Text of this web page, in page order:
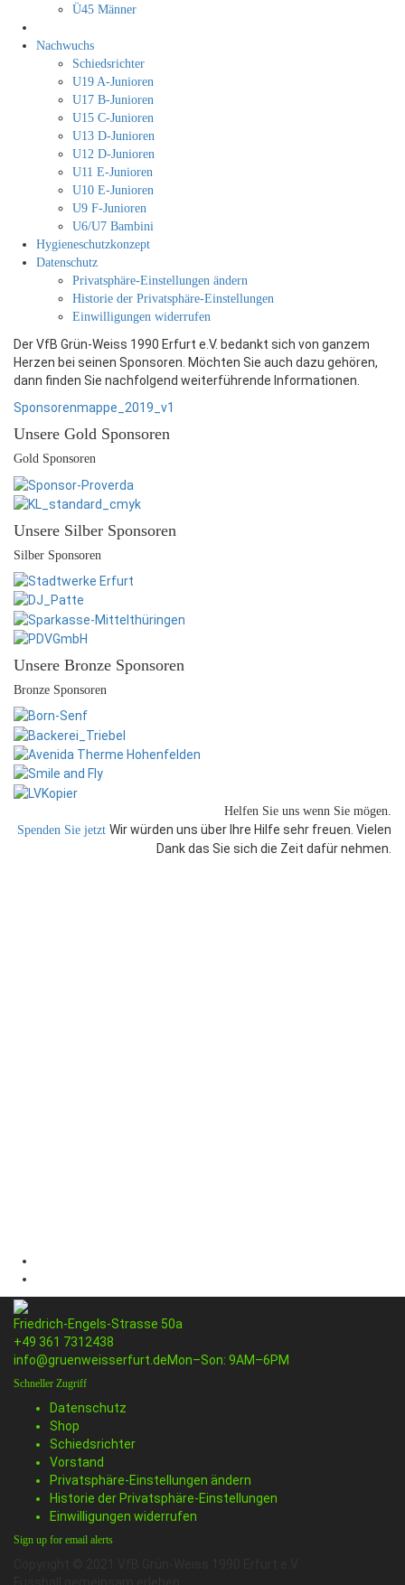
Ü45 Männer
Nachwuchs
Schiedsrichter
U19 A-Junioren
U17 B-Junioren
U15 C-Junioren
U13 D-Junioren
U12 D-Junioren
U11 E-Junioren
U10 E-Junioren
U9 F-Junioren
U6/U7 Bambini
Hygieneschutzkonzept
Datenschutz
Privatsphäre-Einstellungen ändern
Historie der Privatsphäre-Einstellungen
Einwilligungen widerrufen
Der VfB Grün-Weiss 1990 Erfurt e.V. bedankt sich von ganzem
Herzen bei seinen Sponsoren. Möchten Sie auch dazu gehören,
dann finden Sie nachfolgend weiterführende Informationen.
Sponsorenmappe_2019_v1
Unsere Gold Sponsoren
Gold Sponsoren
Unsere Silber Sponsoren
Silber Sponsoren
Unsere Bronze Sponsoren
Bronze Sponsoren
Helfen Sie uns wenn Sie mögen.
Spenden Sie jetzt Wir würden uns über Ihre Hilfe sehr freuen. Vielen
Dank das Sie sich die Zeit dafür nehmen.
Friedrich-Engels-Strasse 50a
+49 361 7312438
info@gruenweisserfurt.deMon–Son: 9AM–6PM
Schneller Zugriff
Datenschutz
Shop
Schiedsrichter
Vorstand
Privatsphäre-Einstellungen ändern
Historie der Privatsphäre-Einstellungen
Einwilligungen widerrufen
Sign up for email alerts